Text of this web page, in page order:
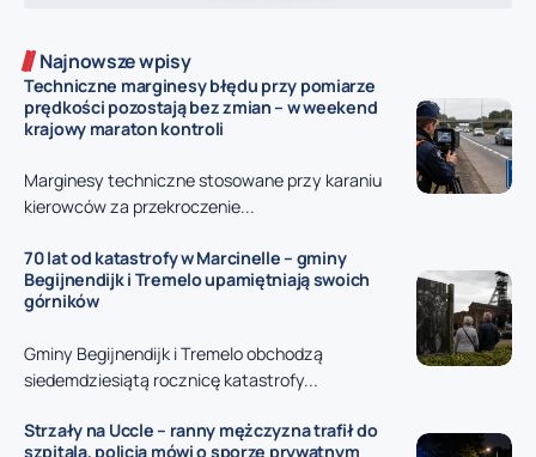
Najnowsze wpisy
Techniczne marginesy błędu przy pomiarze
prędkości pozostają bez zmian – w weekend
krajowy maraton kontroli
Marginesy techniczne stosowane przy karaniu
kierowców za przekroczenie...
70 lat od katastrofy w Marcinelle – gminy
Begijnendijk i Tremelo upamiętniają swoich
górników
Gminy Begijnendijk i Tremelo obchodzą
siedemdziesiątą rocznicę katastrofy...
Strzały na Uccle – ranny mężczyzna trafił do
szpitala, policja mówi o sporze prywatnym